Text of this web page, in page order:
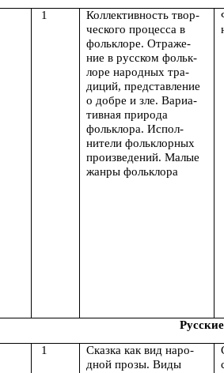
1
Коллективность твор-
ческого процесса в
фольклоре. Отраже-
ние в русском фольк-
лоре народных тра-
диций, представление
о добре и зле. Вариа-
тивная природа
фольклора. Испол-
нители фольклорных
произведений. Малые
жанры фольклора
1
Сказка как вид наро-
дной прозы. Виды